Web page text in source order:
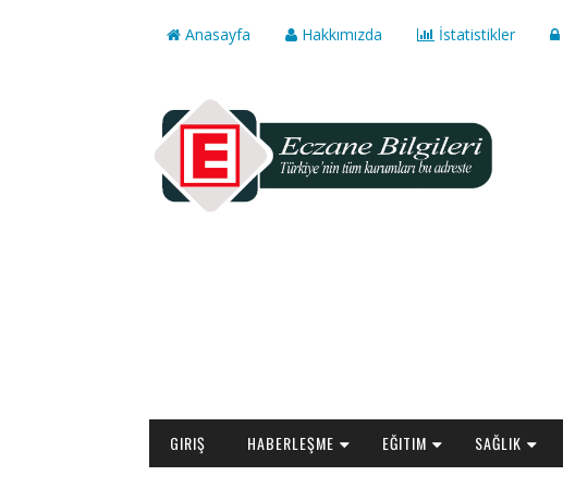
Anasayfa Hakkımızda İstatistikler
GIRIŞ HABERLEŞME EĞITIM SAĞLIK